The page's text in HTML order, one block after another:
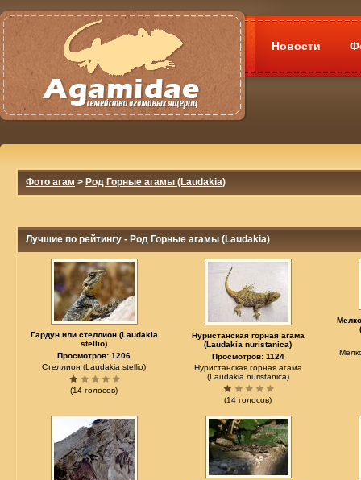
Новости
Фото агам > Род Горные агамы (Laudakia)
Лучшие по рейтингу - Род Горные агамы (Laudakia)
Гардун или стеллион (Laudakia
stellio)
Просмотров: 1206
Стеллион (Laudakia stellio)
(14 голосов)
Нуристанская горная агама
(Laudakia nuristanica)
Просмотров: 1124
Нуристанская горная агама
(Laudakia nuristanica)
(14 голосов)